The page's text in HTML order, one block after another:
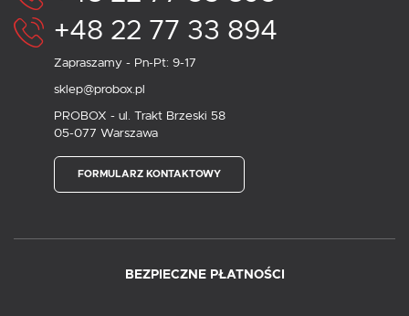
+48 22 77 33 894
Zapraszamy - Pn-Pt: 9-17
sklep@probox.pl
PROBOX - ul. Trakt Brzeski 58
05-077 Warszawa
FORMULARZ KONTAKTOWY
BEZPIECZNE PŁATNOŚCI